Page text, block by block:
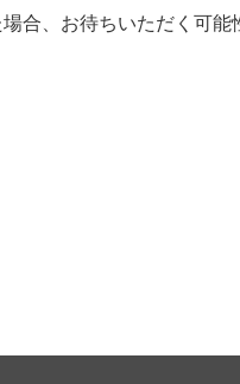
待ちいただく可能性